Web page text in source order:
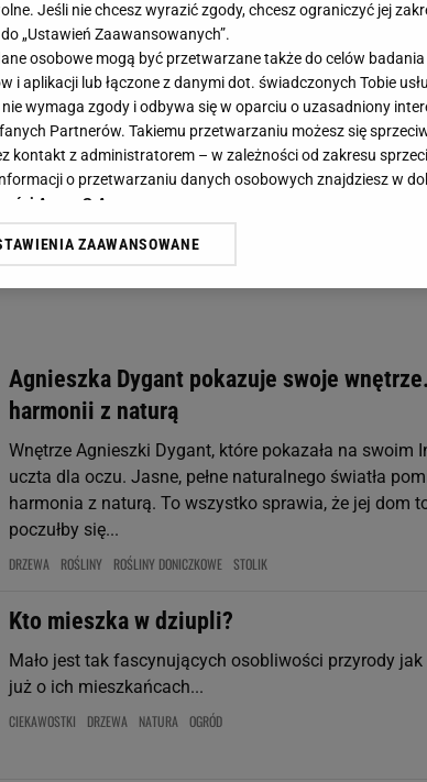
Agnieszka Dygant pokazuje swoje
harmonii z naturą
Wnętrze Agnieszki Dygant, które pokazała na swoim
uczta dla oczu. Jasne, pełne naturalnego światła
harmonia z naturą. To wszystko sprawia, że jej dom
poczułby się...
DRZEWA ROŚLINY ROŚLINY DONICZKOWE STOLIK
Kto mieszka w dziupli?
Mało jest tak fascynujących osobliwości przyrody
już o ich mieszkańcach...
CIEKAWOSTKI DRZEWA NATURA OGRÓD
Jeśli nie chcesz wyrazić zgody, chcesz ograniczyć jej
„Ustawień Zaawansowanych”.
osobowe mogą być przetwarzane także do celów
i aplikacji lub łączone z danymi dot. świadczonych Tobie
wymaga zgody i odbywa się w oparciu o uzasadniony
Partnerów. Takiemu przetwarzaniu możesz się
kontakt z administratorem – w zależności od zakresu
o przetwarzaniu danych osobowych znajdziesz w
Agora S.A.
„Akceptuję” wyrażasz też zgodę na zainstalowanie i
Zaufani Partnerzy i Agora S.A. możemy przetwarzać dane
danych geolokalizacyjnych. Aktywne skanowanie
informacji na urządzeniu lub dostęp do nich.
i ulepszanie usług.
Lista Zaufanych Partnerów
ZAAWANSOWANE